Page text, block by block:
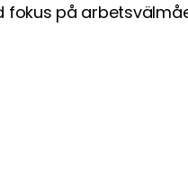
fokus på